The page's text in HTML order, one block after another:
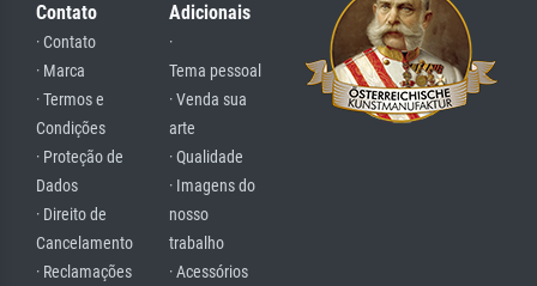
Contato
· Contato
· Marca
· Termos e
Condições
· Proteção de
Dados
· Direito de
Cancelamento
· Reclamações
Adicionais
·
Tema pessoal
· Venda sua
arte
· Qualidade
· Imagens do
nosso
trabalho
· Acessórios